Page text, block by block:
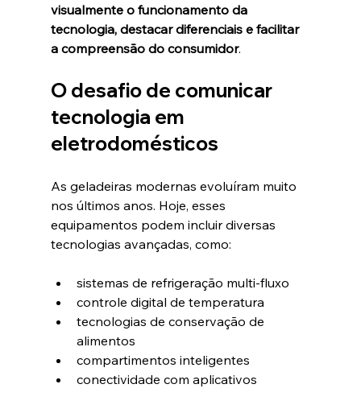
visualmente o funcionamento da
tecnologia, destacar diferenciais e facilitar
a compreensão do consumidor.
O desafio de comunicar
tecnologia em
eletrodomésticos
As geladeiras modernas evoluíram muito
nos últimos anos. Hoje, esses
equipamentos podem incluir diversas
tecnologias avançadas, como:
sistemas de refrigeração multi-fluxo
controle digital de temperatura
tecnologias de conservação de
alimentos
compartimentos inteligentes
conectividade com aplicativos